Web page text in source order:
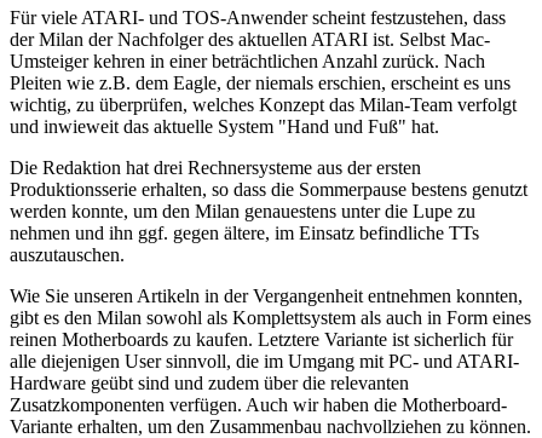
Für viele ATARI- und TOS-Anwender scheint festzustehen, dass
der Milan der Nachfolger des aktuellen ATARI ist. Selbst Mac-
Umsteiger kehren in einer beträchtlichen Anzahl zurück. Nach
Pleiten wie z.B. dem Eagle, der niemals erschien, erscheint es uns
wichtig, zu überprüfen, welches Konzept das Milan-Team verfolgt
und inwieweit das aktuelle System "Hand und Fuß" hat.
Die Redaktion hat drei Rechnersysteme aus der ersten
Produktionsserie erhalten, so dass die Sommerpause bestens genutzt
werden konnte, um den Milan genauestens unter die Lupe zu
nehmen und ihn ggf. gegen ältere, im Einsatz befindliche TTs
auszutauschen.
Wie Sie unseren Artikeln in der Vergangenheit entnehmen konnten,
gibt es den Milan sowohl als Komplettsystem als auch in Form eines
reinen Motherboards zu kaufen. Letztere Variante ist sicherlich für
alle diejenigen User sinnvoll, die im Umgang mit PC- und ATARI-
Hardware geübt sind und zudem über die relevanten
Zusatzkomponenten verfügen. Auch wir haben die Motherboard-
Variante erhalten, um den Zusammenbau nachvollziehen zu können.